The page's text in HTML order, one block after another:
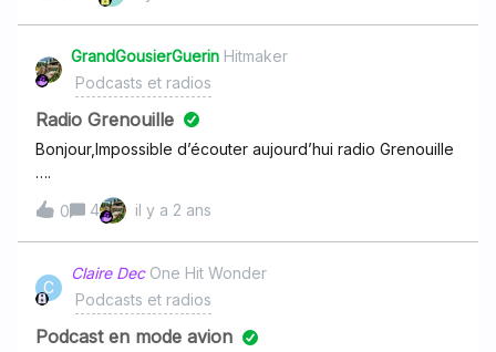
GrandGousierGuerin Hitmaker
Podcasts et radios
Radio Grenouille
Bonjour,Impossible d’écouter aujourd’hui radio Grenouille
….
0 4 il y a 2 ans
C
Claire Dec One Hit Wonder
Podcasts et radios
Podcast en mode avion